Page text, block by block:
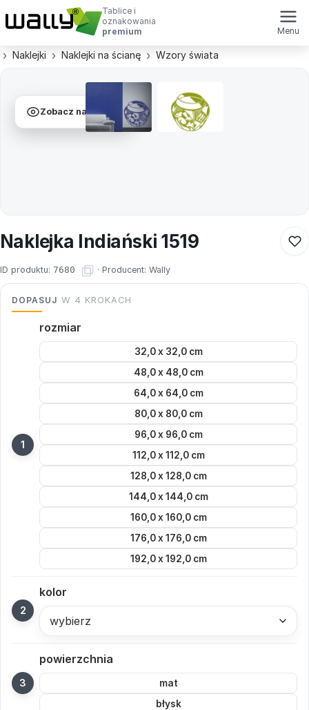
Tablice i
oznakowania
premium
Menu
Naklejki Naklejki na ścianę Wzory świata
Zobacz na ścianie
Naklejka Indiański 1519
ID produktu: 7680 · Producent: Wally
DOPASUJ W 4 KROKACH
rozmiar
32,0 x 32,0 cm
48,0 x 48,0 cm
64,0 x 64,0 cm
80,0 x 80,0 cm
96,0 x 96,0 cm
112,0 x 112,0 cm
128,0 x 128,0 cm
144,0 x 144,0 cm
160,0 x 160,0 cm
176,0 x 176,0 cm
192,0 x 192,0 cm
kolor
wybierz
powierzchnia
mat
błysk